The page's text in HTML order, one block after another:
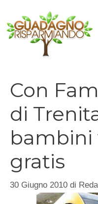
contenuto
Con
di
bambini
gratis
30 Giugno 2010 di